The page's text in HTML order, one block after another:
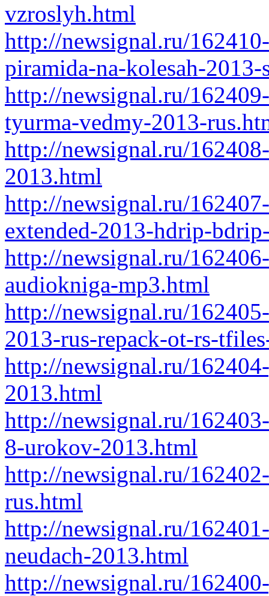
vzroslyh.html
http://newsignal.ru/
piramida-na-kolesah-
http://newsignal.ru/
tyurma-vedmy-2013-
http://newsignal.ru/
2013.html
http://newsignal.ru/
extended-2013-hdrip-
http://newsignal.ru/
audiokniga-mp3.html
http://newsignal.ru/
2013-rus-repack-ot-rs-
http://newsignal.ru/
2013.html
http://newsignal.ru/
8-urokov-2013.html
http://newsignal.ru/
rus.html
http://newsignal.ru/
neudach-2013.html
http://newsignal.ru/